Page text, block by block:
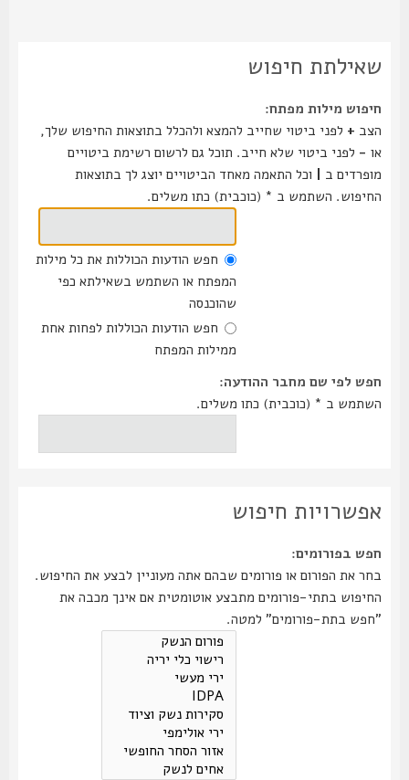
שאילתת חיפוש
חיפוש מילות מפתח:
+לפני ביטוי שחייב להמצא ולהכלל בתוצאות החיפוש שלך,
לפני ביטוי שלא חייב. תוכל גם לרשום רשימת ביטויים
מופרדים ב|וכל התאמה מאחד הביטויים יוצג לך בתוצאות
החיפוש. השתמש ב * (כוכבית) כתו משלים.
חפש הודעות הכוללות את כל מילות
המפתח או השתמש בשאילתא כפי
שהוכנסה
חפש הודעות הכוללות לפחות אחת
ממילות המפתח
חפש לפי שם מחבר ההודעה:
השתמש ב * (כוכבית) כתו משלים.
אפשרויות חיפוש
חפש בפורומים:
בחר את הפורום או פורומים שבהם אתה מעוניין לבצע את החיפוש.
החיפוש בתתי-פורומים מתבצע אוטומטית אם אינך מכבה את
"חפש בתת-פורומים" למטה.